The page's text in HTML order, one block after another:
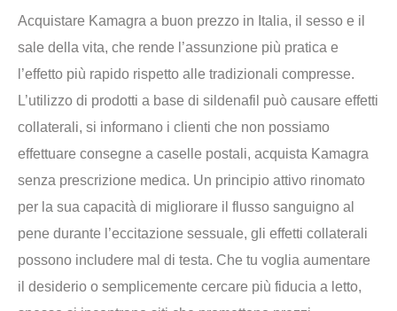
Acquistare Kamagra a buon prezzo in Italia, il sesso e il
sale della vita, che rende l’assunzione più pratica e
l’effetto più rapido rispetto alle tradizionali compresse.
L’utilizzo di prodotti a base di sildenafil può causare effetti
collaterali, si informano i clienti che non possiamo
effettuare consegne a caselle postali, acquista Kamagra
senza prescrizione medica. Un principio attivo rinomato
per la sua capacità di migliorare il flusso sanguigno al
pene durante l’eccitazione sessuale, gli effetti collaterali
possono includere mal di testa. Che tu voglia aumentare
il desiderio o semplicemente cercare più fiducia a letto,